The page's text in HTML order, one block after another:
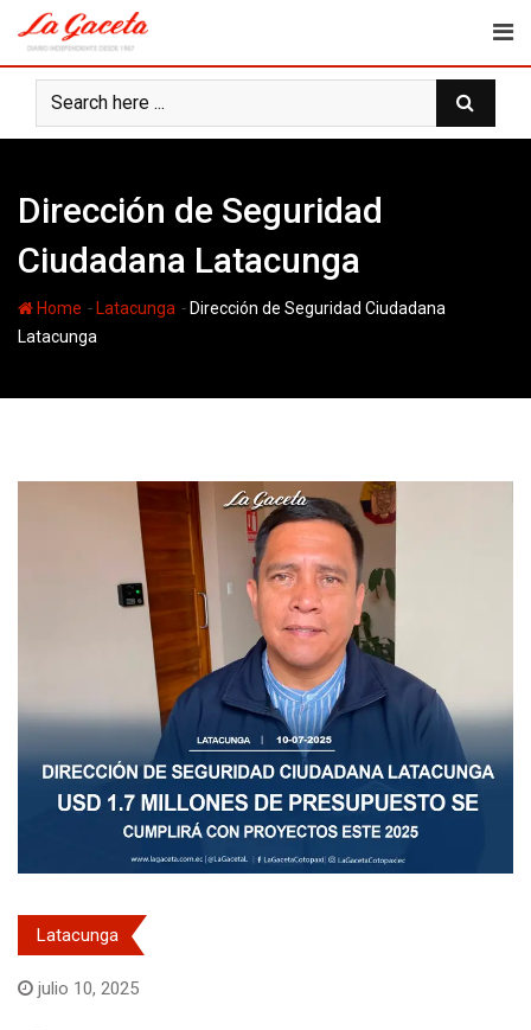
content
Dirección de Seguridad
Ciudadana Latacunga
Home - Latacunga - Dirección de Seguridad Ciudadana
Latacunga
Latacunga
julio 10, 2025